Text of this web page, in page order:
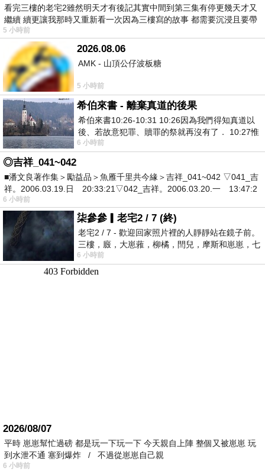
看完三樓的老宅2雖然明天才有後記其實中間到第三集有停更幾天才又
繼續 續更讓我那時又重新看一次因為三樓寫的故事 都需要沉浸且要帶
有
5 小時前
2026.08.06
AMK - 山頂公仔波板糖
5 小時前
希伯來書 - 離棄真道的後果
希伯來書10:26-10:31 10:26因為我們得知真道以
後、若故意犯罪、贖罪的祭就再沒有了． 10:27惟
有戰懼等候審判和那燒滅眾敵人的烈火
6 小時前
◎吉祥_041~042
■潘文良著作集＞勵益品＞魚雁千里共今緣＞吉祥_041~042 ▽041_吉
祥。2006.03.19.日 20:33:21▽042_吉祥。2006.03.20.一 13:47:2
6 小時前
柒參參▎老宅2 / 7 (終)
老宅2 / 7 - 歡迎回家照片裡的人靜靜站在鏡子前。
三樓，廄，大崽蕥，柳橘，閆兒，摩斯和崽崽，七
個人整整齊齊地站在鏡框之外，如同
6 小時前
2026/08/07
平時 崽崽幫忙過磅 都是玩一下玩一下 今天親自上陣 整個又被崽崽 玩
到水泄不通 塞到爆炸 / 不過從崽崽自己親
6 小時前